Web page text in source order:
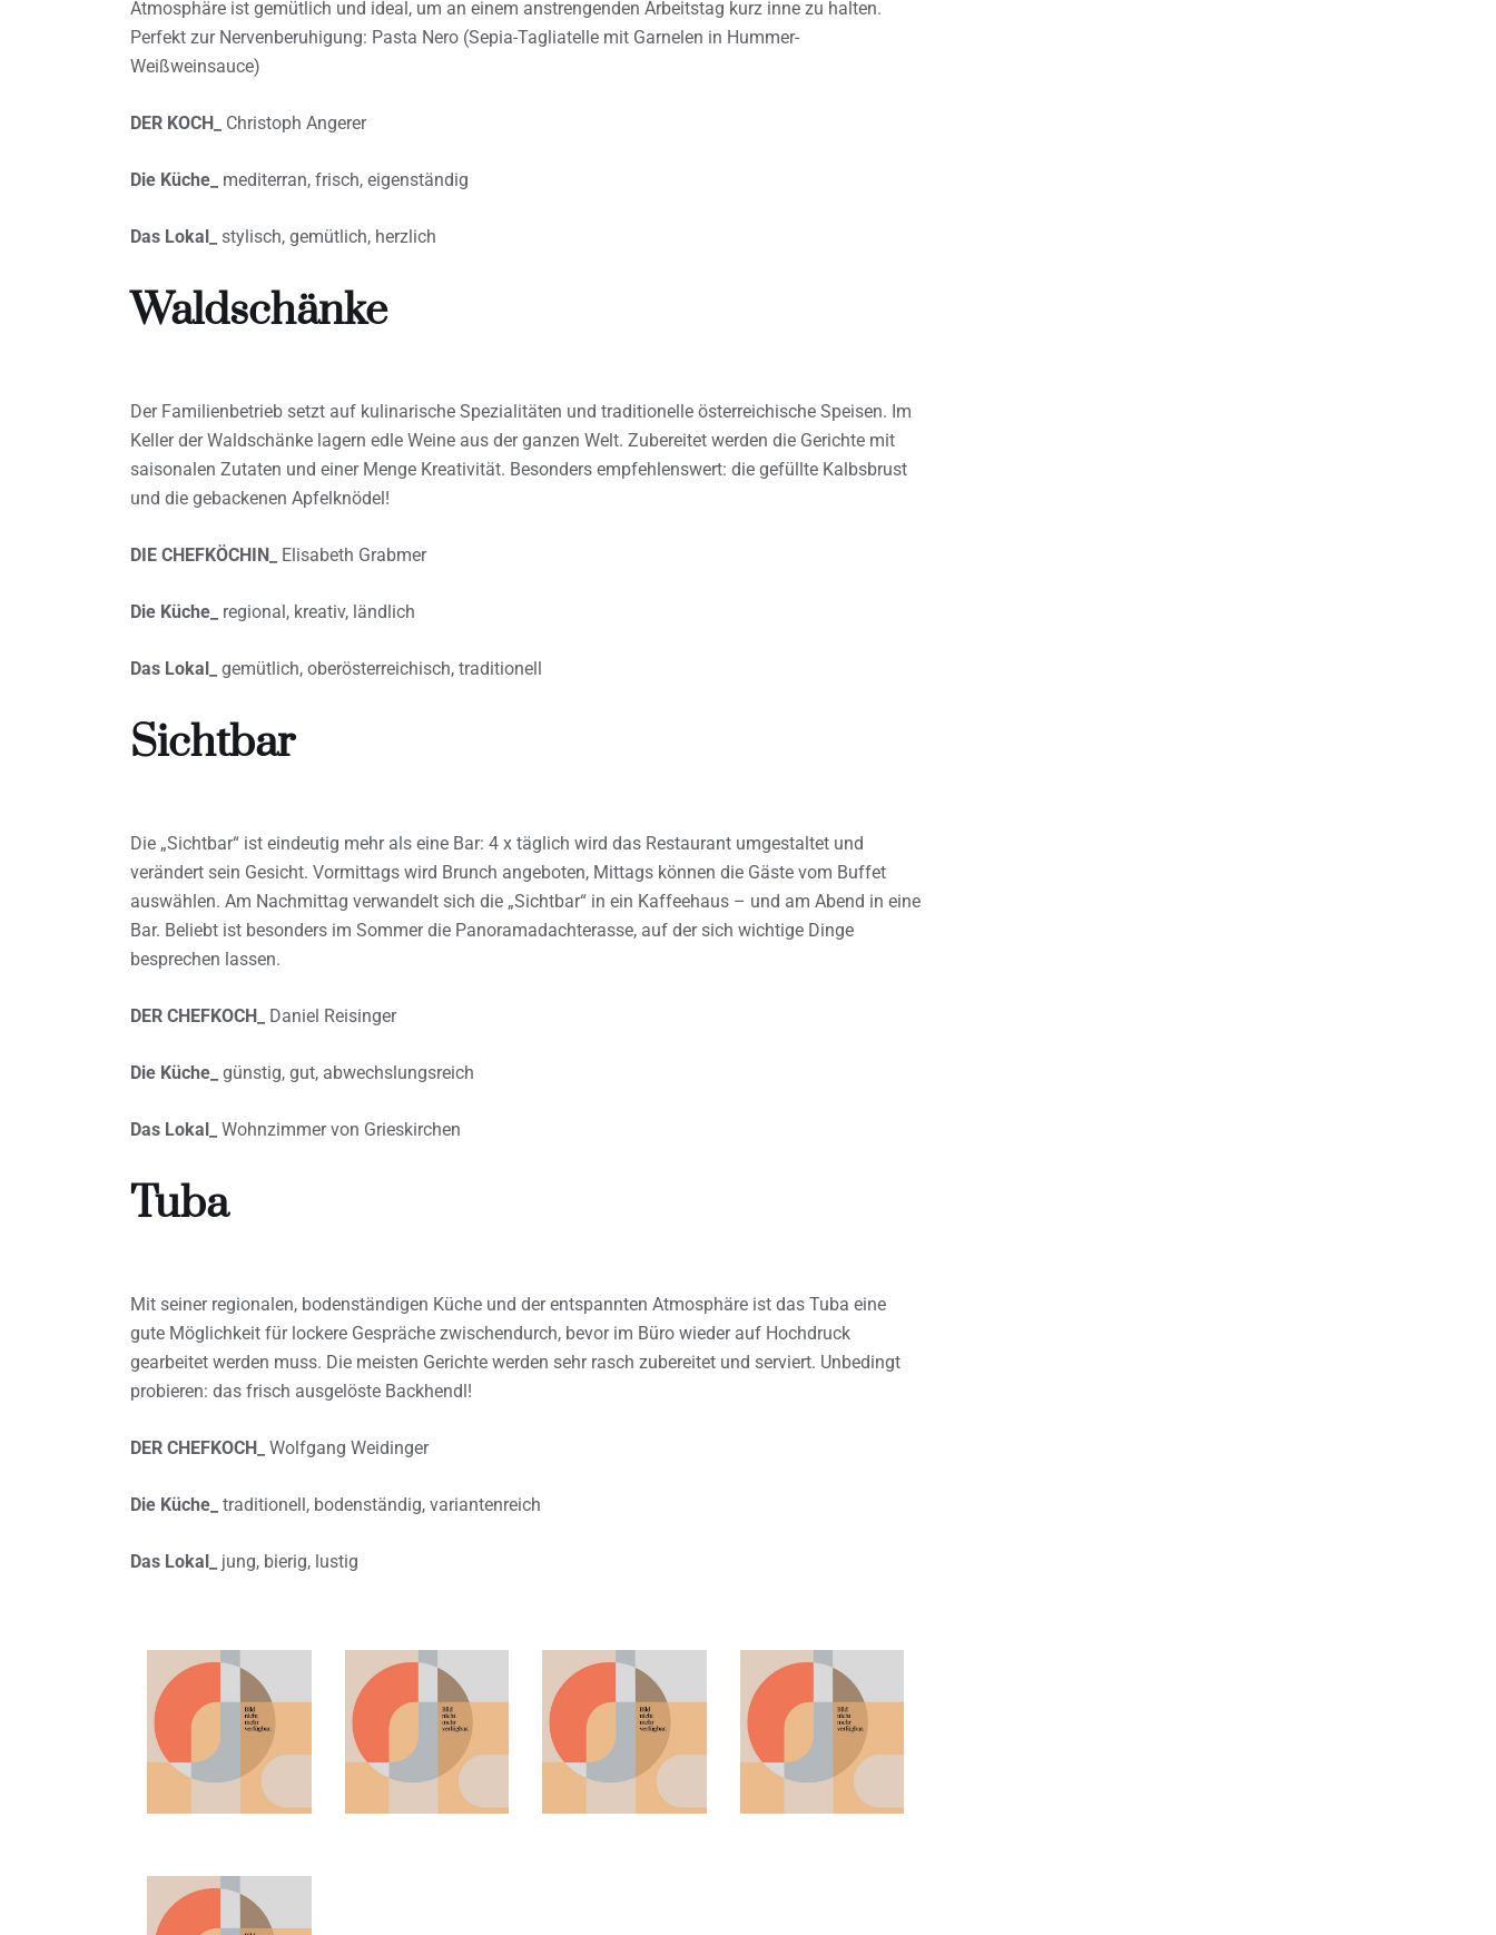
Atmosphäre ist gemütlich und ideal, um an einem anstrengenden Arbeitstag kurz inne zu halten.
Perfekt zur Nervenberuhigung: Pasta Nero (Sepia-Tagliatelle mit Garnelen in Hummer-
Weißweinsauce)
DER KOCH_ Christoph Angerer
Die Küche_ mediterran, frisch, eigenständig
Das Lokal_ stylisch, gemütlich, herzlich
Waldschänke
Der Familienbetrieb setzt auf kulinarische Spezialitäten und traditionelle österreichische Speisen. Im
Keller der Waldschänke lagern edle Weine aus der ganzen Welt. Zubereitet werden die Gerichte mit
saisonalen Zutaten und einer Menge Kreativität. Besonders empfehlenswert: die gefüllte Kalbsbrust
und die gebackenen Apfelknödel!
DIE CHEFKÖCHIN_ Elisabeth Grabmer
Die Küche_ regional, kreativ, ländlich
Das Lokal_ gemütlich, oberösterreichisch, traditionell
Sichtbar
Die „Sichtbar“ ist eindeutig mehr als eine Bar: 4 x täglich wird das Restaurant umgestaltet und
verändert sein Gesicht. Vormittags wird Brunch angeboten, Mittags können die Gäste vom Buffet
auswählen. Am Nachmittag verwandelt sich die „Sichtbar“ in ein Kaffeehaus – und am Abend in eine
Bar. Beliebt ist besonders im Sommer die Panoramadachterasse, auf der sich wichtige Dinge
besprechen lassen.
DER CHEFKOCH_ Daniel Reisinger
Die Küche_ günstig, gut, abwechslungsreich
Das Lokal_ Wohnzimmer von Grieskirchen
Tuba
Mit seiner regionalen, bodenständigen Küche und der entspannten Atmosphäre ist das Tuba eine
gute Möglichkeit für lockere Gespräche zwischendurch, bevor im Büro wieder auf Hochdruck
gearbeitet werden muss. Die meisten Gerichte werden sehr rasch zubereitet und serviert. Unbedingt
probieren: das frisch ausgelöste Backhendl!
DER CHEFKOCH_ Wolfgang Weidinger
Die Küche_ traditionell, bodenständig, variantenreich
Das Lokal_ jung, bierig, lustig